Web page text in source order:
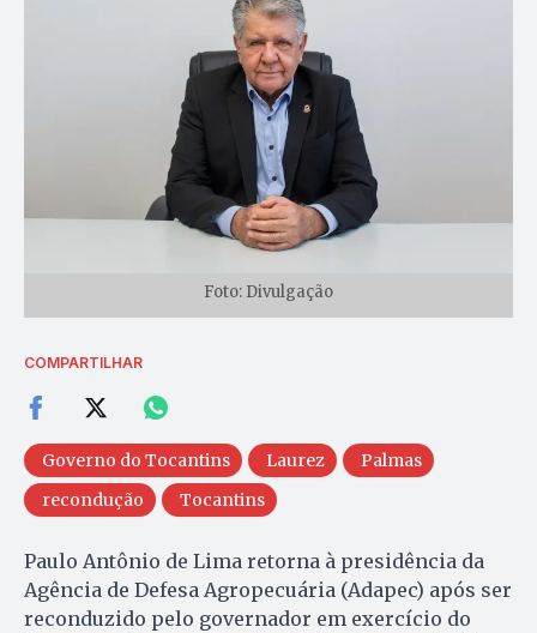
Foto: Divulgação
COMPARTILHAR
Governo do Tocantins Laurez
Palmas
recondução
Tocantins
Paulo Antônio de Lima retorna à presidência da
Agência de Defesa Agropecuária (Adapec) após ser
reconduzido pelo governador em exercício do